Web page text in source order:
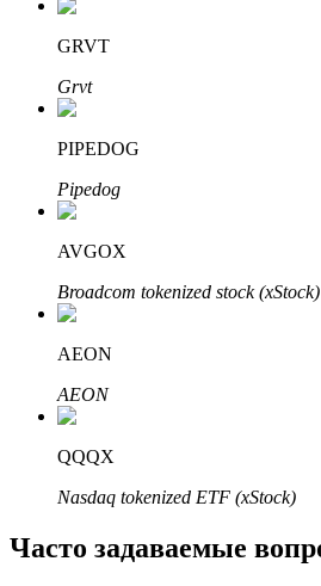
GRVT
Grvt
PIPEDOG
Pipedog
AVGOX
Broadcom tokenized stock (xStock)
AEON
AEON
QQQX
Nasdaq tokenized ETF (xStock)
Часто задаваемые